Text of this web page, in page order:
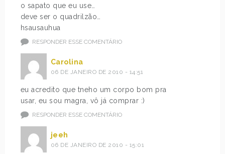
o sapato que eu use…
deve ser o quadrilzão…
hsausauhua
RESPONDER ESSE COMENTÁRIO
Carolina
06 DE JANEIRO DE 2010 - 14:51
eu acredito que tneho um corpo bom pra
usar, eu sou magra, vô já comprar :)
RESPONDER ESSE COMENTÁRIO
jeeh
06 DE JANEIRO DE 2010 - 15:01